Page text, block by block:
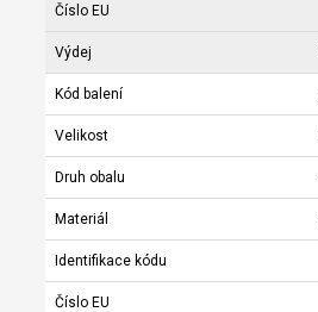
Číslo EU
Výdej
Kód balení
Velikost
Druh obalu
Materiál
Identifikace kódu
Číslo EU